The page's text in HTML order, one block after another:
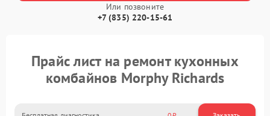
Или позвоните
+7 (835) 220-15-61
Прайс лист на ремонт кухонных
комбайнов Morphy Richards